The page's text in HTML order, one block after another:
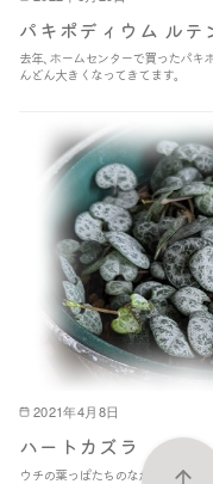
パキポディウム ルテ
去年､ホームセンターで買ったパキ
んどん大きくなってきてます｡
2021年4月8日
ハートカズラ
ウチの葉っぱたちのなかで､いちば